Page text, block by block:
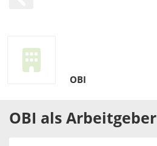
OBI
OBI als Arbeitgeber